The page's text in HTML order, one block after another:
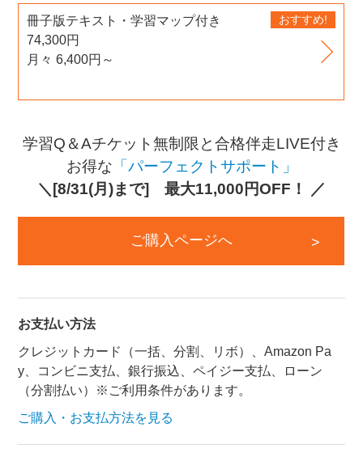
冊子版テキスト・学習マップ付き
74,300円
月々6,400円～
おすすめ!
学習Q＆Aチケット無制限と合格伴走LIVE付き
お得な 「パーフェクトサポート」
＼[8/31(月)まで] 最大11,000円OFF！ ／
ご購入ページへ
お支払い方法
クレジットカード（一括、分割、リボ）、Amazon Pa
y、コンビニ支払、銀行振込、ペイジー支払、ローン
（分割払い）※ご利用条件があります。
ご購入・お支払方法を見る